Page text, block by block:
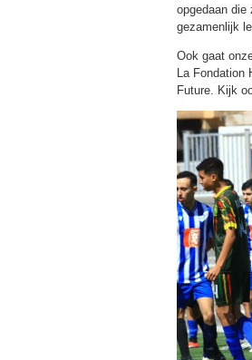
opgedaan die
gezamenlijk
Ook gaat
La Fondation
Future. Kijk